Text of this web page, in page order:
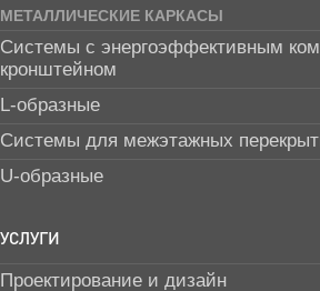
МЕТАЛЛИЧЕСКИЕ КАРКАСЫ
Системы с энергоэффективным
кронштейном
L-образные
Системы для межэтажных
U-образные
УСЛУГИ
Проектирование и дизайн